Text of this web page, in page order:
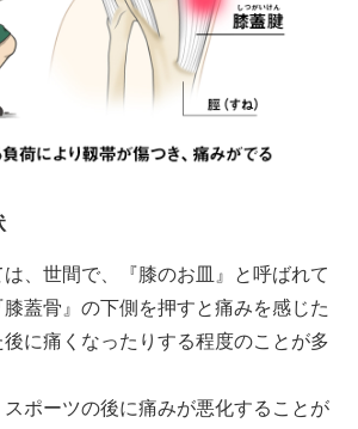
、世間で、『膝のお皿』と呼ばれて
蓋骨』の下側を押すと痛みを感じた
後に痛くなったりする程度のことが多
ポーツの後に痛みが悪化することが